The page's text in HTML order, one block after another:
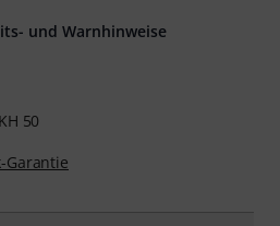
50
Garantie
und Warnhinweise